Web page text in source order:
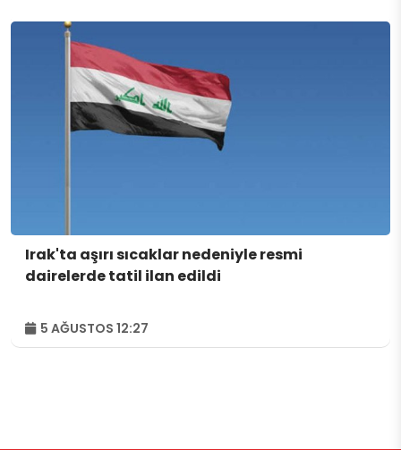
Irak'ta aşırı sıcaklar nedeniyle resmi
dairelerde tatil ilan edildi
5 AĞUSTOS 12:27